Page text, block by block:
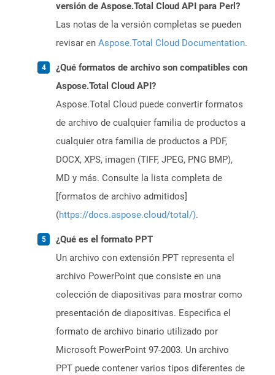
versión de Aspose.Total Cloud API para Perl?
Las notas de la versión completas se pueden
revisar en Aspose.Total Cloud Documentation.
¿Qué formatos de archivo son compatibles con
Aspose.Total Cloud API?
Aspose.Total Cloud puede convertir formatos
de archivo de cualquier familia de productos a
cualquier otra familia de productos a PDF,
DOCX, XPS, imagen (TIFF, JPEG, PNG BMP),
MD y más. Consulte la lista completa de
[formatos de archivo admitidos]
(https://docs.aspose.cloud/total/).
¿Qué es el formato PPT
Un archivo con extensión PPT representa el
archivo PowerPoint que consiste en una
colección de diapositivas para mostrar como
presentación de diapositivas. Especifica el
formato de archivo binario utilizado por
Microsoft PowerPoint 97-2003. Un archivo
PPT puede contener varios tipos diferentes de